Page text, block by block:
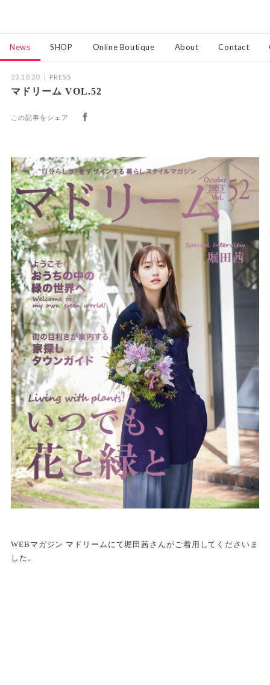
News SHOP Online Boutique About Contact
23.10.20 PRESS
マドリーム VOL.52
この記事をシェア
WEBマガジン マドリームにて堀田茜さんがご着用してくださいま
した。